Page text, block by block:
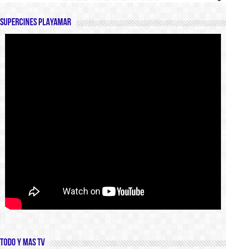
SUPERCINES PLAYAMAR
Todo y Mas TV